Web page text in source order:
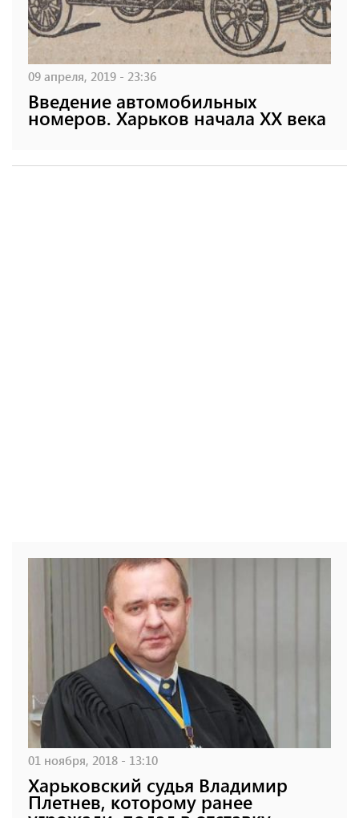
09 апреля, 2019 - 23:36
Введение автомобильных
номеров. Харьков начала ХХ века
01 ноября, 2018 - 13:10
Харьковский судья Владимир
Плетнев, которому ранее